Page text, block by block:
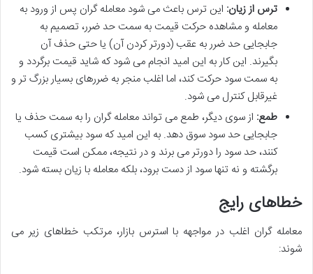
ترس از زیان: این ترس باعث می شود معامله گران پس از ورود به
معامله و مشاهده حرکت قیمت به سمت حد ضرر، تصمیم به
جابجایی حد ضرر به عقب (دورتر کردن آن) یا حتی حذف آن
بگیرند. این کار به این امید انجام می شود که شاید قیمت برگردد و
به سمت سود حرکت کند، اما اغلب منجر به ضررهای بسیار بزرگ تر و
غیرقابل کنترل می شود.
طمع: از سوی دیگر، طمع می تواند معامله گران را به سمت حذف یا
جابجایی حد سود سوق دهد. به این امید که سود بیشتری کسب
کنند، حد سود را دورتر می برند و در نتیجه، ممکن است قیمت
برگشته و نه تنها سود از دست برود، بلکه معامله با زیان بسته شود.
خطاهای رایج
معامله گران اغلب در مواجهه با استرس بازار، مرتکب خطاهای زیر می
شوند: